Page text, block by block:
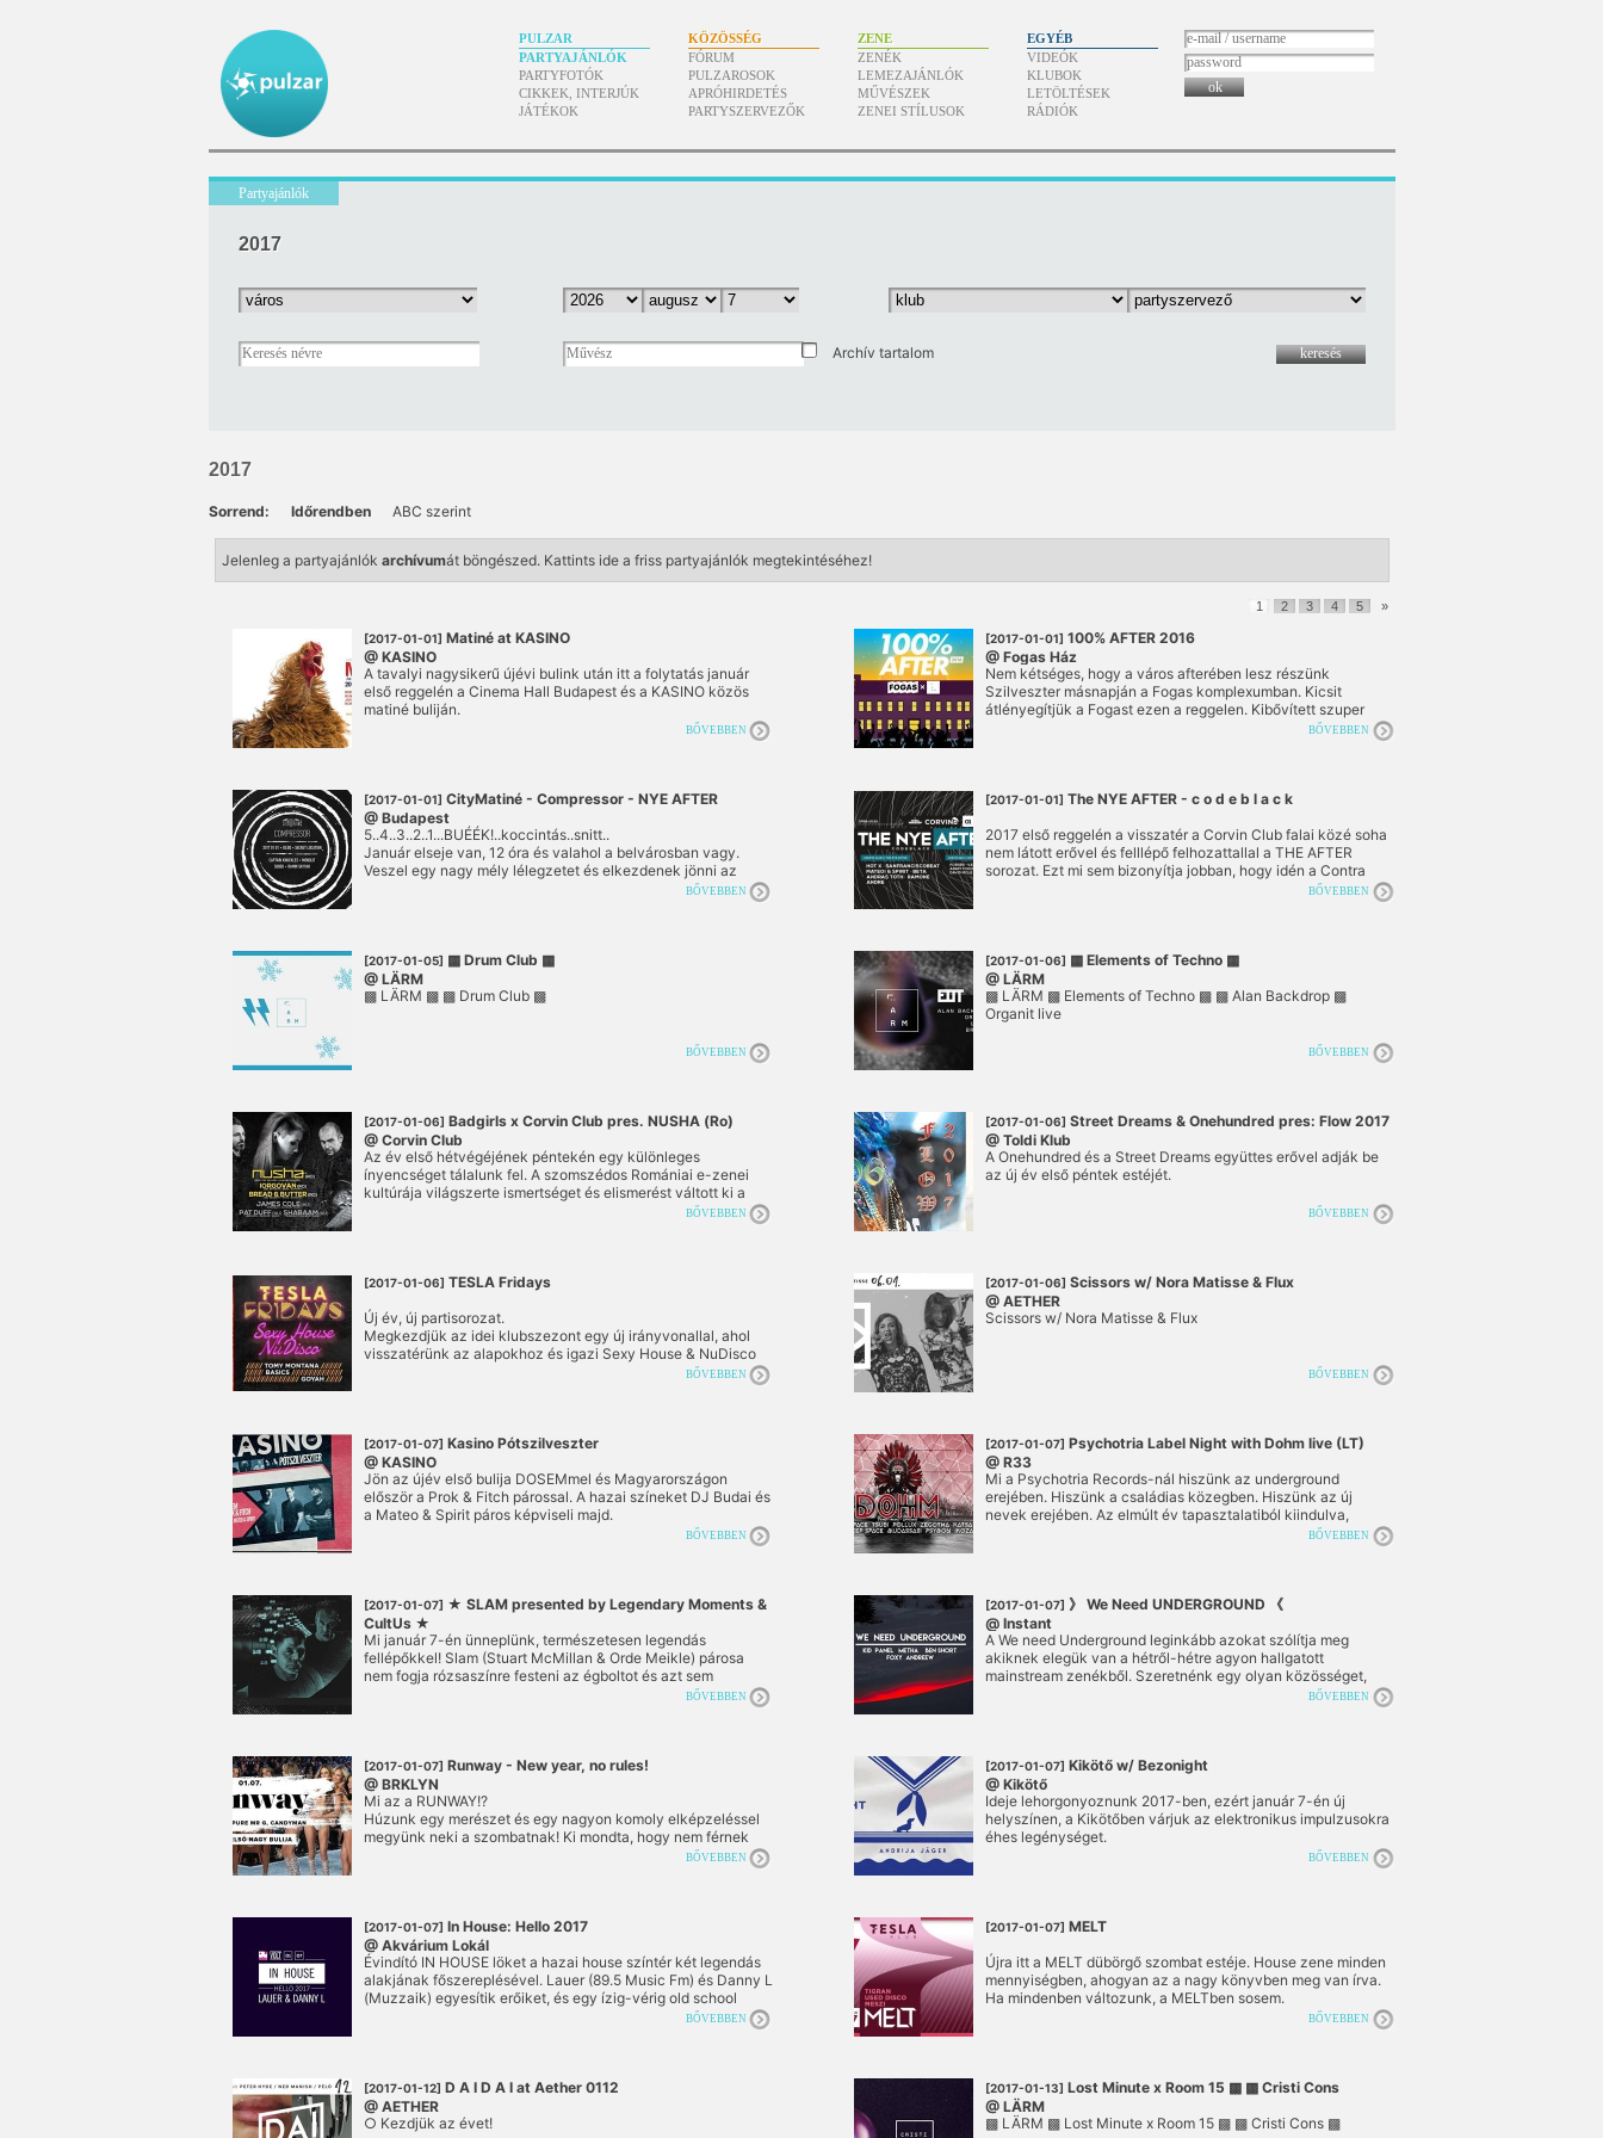
PULZAR
PARTYAJÁNLÓK
PARTYFOTÓK
CIKKEK, INTERJÚK
JÁTÉKOK
KÖZÖSSÉG
FÓRUM
PULZAROSOK
APRÓHIRDETÉS
PARTYSZERVEZŐK
ZENE
ZENÉK
LEMEZAJÁNLÓK
MŰVÉSZEK
ZENEI STÍLUSOK
EGYÉB
VIDEÓK
KLUBOK
LETÖLTÉSEK
RÁDIÓK
ok
Partyajánlók
2017
Archív tartalom keresés
2017
Sorrend: Időrendben ABC szerint
Jelenleg a partyajánlók archívumát böngészed. Kattints ide a friss partyajánlók megtekintéséhez!
1 2 3 4 5 »
[2017-01-01] Matiné at KASINO
@ KASINO
A tavalyi nagysikerű újévi bulink után itt a folytatás január
első reggelén a Cinema Hall Budapest és a KASINO közös
matiné buliján.
BŐVEBBEN
[2017-01-01] 100% AFTER 2016
@ Fogas Ház
Nem kétséges, hogy a város afterében lesz részünk
Szilveszter másnapján a Fogas komplexumban. Kicsit
átlényegítjük a Fogast ezen a reggelen. Kibővített szuper
martin hangcucc, speckó vizuál, rengeteg kedveskedés,
valamint a város számunkra legkedvesebb dj-i és szervezői,
ölelkezéstől a veretésen át a sötétben elmélkedésig 2016-
ne fázzatok.
BŐVEBBEN
[2017-01-01] CityMatiné - Compressor - NYE AFTER
@ Budapest
5..4..3..2..1...BUÉÉK!..koccintás..snitt..
Január elseje van, 12 óra és valahol a belvárosban vagy.
Veszel egy nagy mély lélegzetet és elkezdenek jönni az
BŐVEBBEN
[2017-01-01] The NYE AFTER - c o d e b l a c k
2017 első reggelén a visszatér a Corvin Club falai közé soha
nem látott erővel és felllépő felhozattallal a THE AFTER
sorozat. Ezt mi sem bizonyítja jobban, hogy idén a Contra
Mundummal és a klubbal kötött hármas kollaboráció a
BŐVEBBEN
[2017-01-05] ▩ Drum Club ▩
@ LÄRM
▩ LÄRM ▩ ▩ Drum Club ▩
BŐVEBBEN
[2017-01-06] ▩ Elements of Techno ▩
@ LÄRM
▩ LÄRM ▩ Elements of Techno ▩ ▩ Alan Backdrop ▩
Organit live
BŐVEBBEN
[2017-01-06] Badgirls x Corvin Club pres. NUSHA (Ro)
@ Corvin Club
Az év első hétvégéjének péntekén egy különleges
ínyencséget tálalunk fel. A szomszédos Romániai e-zenei
kultúrája világszerte ismertséget és elismerést váltott ki a
globális partyszféra minden szereplője részéről. Önálló
a Kudos Beach, a Midi, a Mioritmic, a Kristal, a The Mission,
partikat...
BŐVEBBEN
[2017-01-06] Street Dreams & Onehundred pres: Flow 2017
@ Toldi Klub
A Onehundred és a Street Dreams együttes erővel adják be
az új év első péntek estéjét.
BŐVEBBEN
[2017-01-06] TESLA Fridays
Új év, új partisorozat.
Megkezdjük az idei klubszezont egy új irányvonallal, ahol
visszatérünk az alapokhoz és igazi Sexy House & NuDisco
stílusban forrósítjuk a hangulatot a szebbnél szebb hölgyek
BŐVEBBEN
[2017-01-06] Scissors w/ Nora Matisse & Flux
@ AETHER
Scissors w/ Nora Matisse & Flux
BŐVEBBEN
[2017-01-07] Kasino Pótszilveszter
@ KASINO
Jön az újév első bulija DOSEMmel és Magyarországon
először a Prok & Fitch párossal. A hazai színeket DJ Budai és
a Mateo & Spirit páros képviseli majd.
BŐVEBBEN
[2017-01-07] Psychotria Label Night with Dohm live (LT)
@ R33
Mi a Psychotria Records-nál hiszünk az underground
erejében. Hiszünk a családias közegben. Hiszünk az új
nevek erejében. Az elmúlt év tapasztalatiból kiindulva,
úgygondoljuk az irány tökéletes, így szeretnénk a 2017-es
évet egy különlegességel nyitni. Vendégünk és Headlinerünk
BŐVEBBEN
[2017-01-07] ★ SLAM presented by Legendary Moments &
CultUs ★
@ Corvin Club
Mi január 7-én ünneplünk, természetesen legendás
fellépőkkel! Slam (Stuart McMillan & Orde Meikle) párosa
nem fogja rózsaszínre festeni az égboltot és azt sem
hinnénk, hogy Sikztah, SanFranciscoBeat (Official) és Andras
Bader - Andre erre készülne. Kemény menet, mindjárt az év
BŐVEBBEN
[2017-01-07] 》 We Need UNDERGROUND 《
@ Instant
A We need Underground leginkább azokat szólítja meg
akiknek elegük van a hétről-hétre agyon hallgatott
mainstream zenékből. Szeretnénk egy olyan közösséget,
partysorozatot létrehozni ahol igen is számít az, hogy milyen
BŐVEBBEN
[2017-01-07] Runway - New year, no rules!
@ BRKLYN
Mi az a RUNWAY!?
Húzunk egy merészet és egy nagyon komoly elképzeléssel
megyünk neki a szombatnak! Ki mondta, hogy nem férnek
meg egymás mellett a legnagyobb house és pop slágerek egy
este alatt!? Ki mondta, hogy szombaton nem érdemes bulizni
BŐVEBBEN
[2017-01-07] Kikötő w/ Bezonight
@ Kikötő
Ideje lehorgonyoznunk 2017-ben, ezért január 7-én új
helyszínen, a Kikötőben várjuk az elektronikus impulzusokra
éhes legénységet.
BŐVEBBEN
[2017-01-07] In House: Hello 2017
@ Akvárium Lokál
Évindító IN HOUSE löket a hazai house színtér két legendás
alakjának főszereplésével. Lauer (89.5 Music Fm) és Danny L
(Muzzaik) egyesítik erőiket, és egy ízig-vérig old school
house esttel gyújtanak alá a budapesti éjszakának.BŐVEBBEN
[2017-01-07] MELT
Újra itt a MELT dübörgő szombat estéje. House zene minden
mennyiségben, ahogyan az a nagy könyvben meg van írva.
Ha mindenben változunk, a MELTben sosem.
BŐVEBBEN
[2017-01-12] D A I D A I at Aether 0112
@ AETHER
○ Kezdjük az évet!
[2017-01-13] Lost Minute x Room 15 ▩ ▩ Cristi Cons
@ LÄRM
▩ LÄRM ▩ Lost Minute x Room 15 ▩ ▩ Cristi Cons ▩